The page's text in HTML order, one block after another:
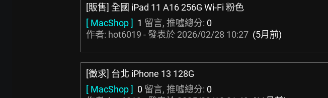
[販售] 全國 iPad 11 A16 256G Wi-Fi 粉色
[ MacShop ] 1 留言, 推噓總分: 0
作者: hot6019 - 發表於 2026/02/28 10:27 (5月前)
[徵求] 台北 iPhone 13 128G
[ MacShop ] 0 留言, 推噓總分: 0